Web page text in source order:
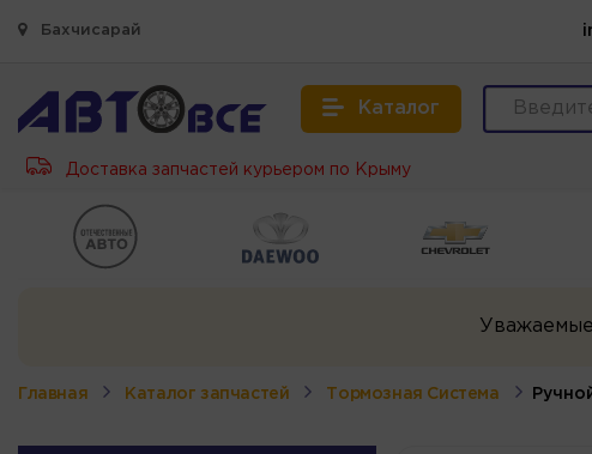
Бахчисарай
Каталог
Доставка запчастей курьером по Крыму
Главная Каталог запчастей Тормозная Система